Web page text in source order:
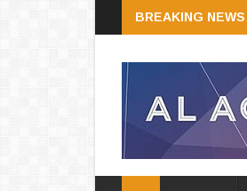
BREAKING NEWS